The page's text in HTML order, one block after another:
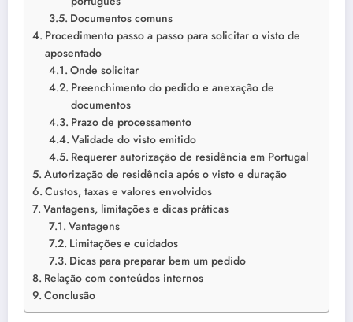
Documentos comuns
Procedimento passo a passo para solicitar o visto de
aposentado
Onde solicitar
Preenchimento do pedido e anexação de
documentos
Prazo de processamento
Validade do visto emitido
Requerer autorização de residência em Portugal
Autorização de residência após o visto e duração
Custos, taxas e valores envolvidos
Vantagens, limitações e dicas práticas
Vantagens
Limitações e cuidados
Dicas para preparar bem um pedido
Relação com conteúdos internos
Conclusão